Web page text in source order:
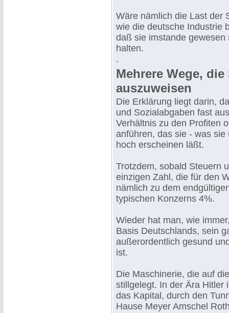
Wäre nämlich die Last der
wie die deutsche Industrie
daß sie imstande
halten.
.
Mehrere Wege,
auszuweisen
Die Erklärung liegt darin,
und Sozialabgaben fast
Verhältnis zu den Profiten
anführen, das sie - was
hoch erscheinen läßt.
Trotzdem, sobald Steuern
einzigen Zahl, die für den
nämlich zu dem
typischen Konzerns 4%.
Wieder hat man, wie
Basis Deutschlands, sein
außerordentlich gesund
ist.
Die Maschinerie, die auf
stillgelegt. In der Ära Hitler
das Kapital, durch den
Hause Meyer Amschel